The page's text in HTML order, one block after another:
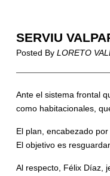
SERVIU
Posted By LORETO
Ante el sistema frontal
como habitacionales,
El plan, encabezado
El objetivo es
Al respecto, Félix Díaz,